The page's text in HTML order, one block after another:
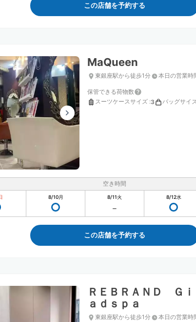
この店舗を予約する
MaQueen
東銀座駅から徒歩1分 本日の営業時
保管できる荷物数
スーツケースサイズ :3 バッグサイ
空き時間
8/10月 8/11火 8/12水
この店舗を予約する
ＲＥＢＲＡＮＤ Ｇ
ａｄｓｐａ
東銀座駅から徒歩1分 本日の営業時